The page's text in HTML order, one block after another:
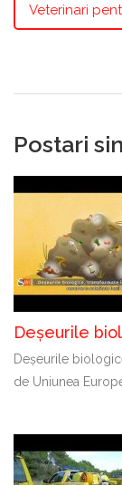
Veterinari
Postari
Deșeurile
Deșeurile
de Uniunea